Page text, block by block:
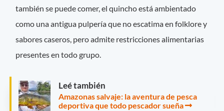
también se puede comer, el quincho está ambientado
como una antigua pulpería que no escatima en folklore y
sabores caseros, pero admite restricciones alimentarias
presentes en todo grupo.
Leé también
Amazonas salvaje: la aventura de pesca
deportiva que todo pescador sueña